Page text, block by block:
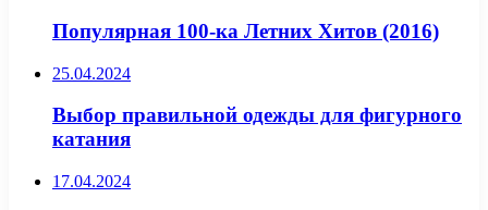
Популярная 100-ка Летних Хитов (2016)
25.04.2024
Выбор правильной одежды для фигурного
катания
17.04.2024